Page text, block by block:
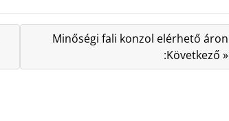
Minőségi fali konzol elérhető áron
:Következő »